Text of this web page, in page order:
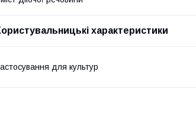
характеристики
для культур